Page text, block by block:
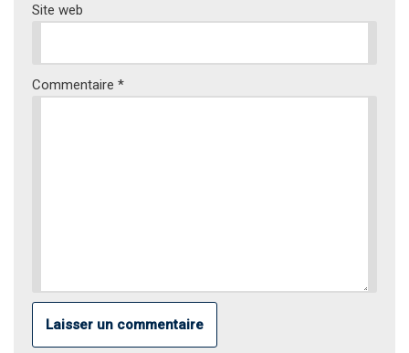
Site web
Commentaire *